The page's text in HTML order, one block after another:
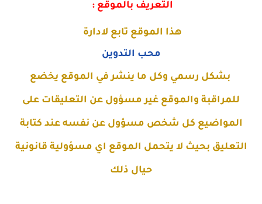
التعريف بالموقع :
هذا الموقع تابع لادارة
محب التدوين
بشكل رسمي وكل ما ينشر في الموقع يخضع
للمراقبة والموقع غير مسؤول عن التعليقات على
المواضيع كل شخص مسؤول عن نفسه عند كتابة
التعليق بحيث لا يتحمل الموقع اي مسؤولية قانونية
حيال ذلك